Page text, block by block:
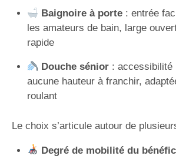
Baignoire à porte: entrée
les amateurs de bain, large
rapide
Douche sénior: accessibilité
aucune hauteur à franchir,
roulant
Le choix s’articule autour de
Degré de mobilité du